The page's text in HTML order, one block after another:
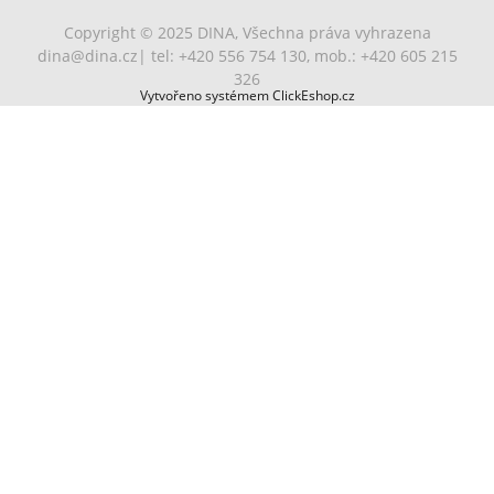
Copyright © 2025 DINA, Všechna práva vyhrazena
dina@dina.cz | tel: +420 556 754 130, mob.: +420 605 215
326
Vytvořeno systémem ClickEshop.cz